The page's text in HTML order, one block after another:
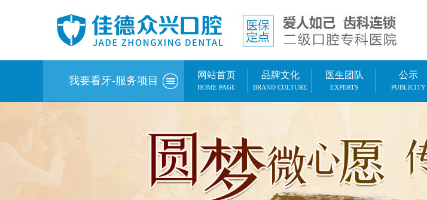
我要看牙-服务项目 网站首页
HOME PAGE
品牌文化
BRAND CULTURE
医生团队
EXPERTS
公示
PUBLICITY